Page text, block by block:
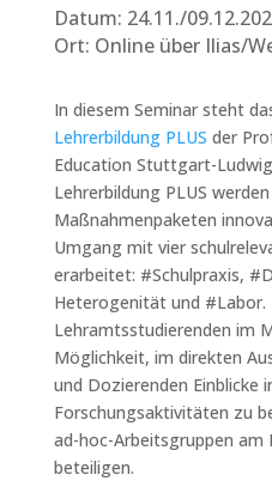
Datum: 24.11./
Ort: Online über Ilias/
In diesem Seminar steht
Lehrerbildung PLUS der
Education Stuttgart-
Lehrerbildung PLUS
Maßnahmenpaketen
Umgang mit vier
erarbeitet: #Schulpraxis,
Heterogenität und
Lehramtsstudierenden im
Möglichkeit, im direkten
und Dozierenden Einblicke
Forschungsaktivitäten zu
ad-hoc-Arbeitsgruppen am
beteiligen.